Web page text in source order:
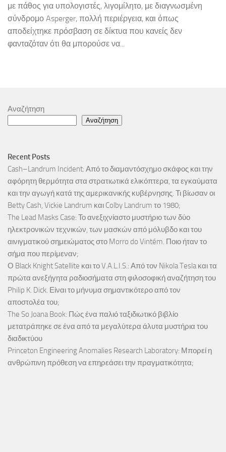
με πάθος για υπολογιστές, λιγομίλητο, με διαγνωσμένη
σύνδρομο Asperger, πολλή περιέργεια, και όπως
αποδείχτηκε πρόσβαση σε δίκτυα που κανείς δεν
φανταζόταν ότι θα μπορούσε να...
Αναζήτηση
Αναζήτηση
Recent Posts
Cash–Landrum Incident: Από το διαμαντόσχημο σκάφος και την
αφόρητη θερμότητα στα στρατιωτικά ελικόπτερα, τα εγκαύματα
και την αγωγή κατά της αμερικανικής κυβέρνησης. Τι βίωσαν οι
Betty Cash, Vickie Landrum και Colby Landrum το 1980;
The Lead Masks Case: Το ανεξιχνίαστο μυστήριο των δύο
ηλεκτρονικών τεχνικών, των μασκών από μόλυβδο και του
αινιγματικού σημειώματος στο Morro do Vintém. Ποιο ήταν το
σήμα που περίμεναν;
Ο Black Knight Satellite και το V.A.L.I.S.: Από τον Nikola Tesla και τα
πρώτα ανεξήγητα ραδιοσήματα στη φιλοσοφική αναζήτηση του
Philip K. Dick. Είναι το μήνυμα σημαντικότερο από τον
αποστολέα του;
The So Joana Book: Πώς ένα παλιό ταξιδιωτικό βιβλίο
μετατράπηκε σε ένα από τα μεγαλύτερα άλυτα μυστήρια του
διαδικτύου
Princeton Engineering Anomalies Research Laboratory: Μπορεί η
ανθρώπινη πρόθεση να επηρεάσει την πραγματικότητα;